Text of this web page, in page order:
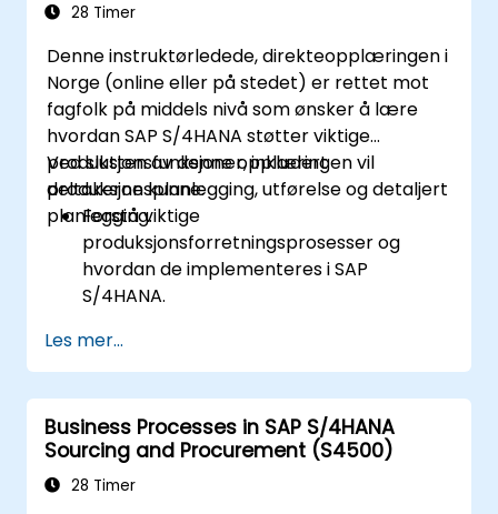
28 Timer
Denne instruktørledede, direkteopplæringen i
Norge (online eller på stedet) er rettet mot
fagfolk på middels nivå som ønsker å lære
hvordan SAP S/4HANA støtter viktige
produksjonsfunksjoner, inkludert
produksjonsplanlegging, utførelse og detaljert
planlegging.
Ved slutten av denne opplæringen vil
deltakerne kunne:
Forstå viktige
produksjonsforretningsprosesser og
hvordan de implementeres i SAP
S/4HANA.
produksjon, for eksempel stykkliste,
arbeidssentre og produksjonsversjoner.
Utfør produksjonsplanlegging,
materialbehovsplanlegging og
kapasitetsplanlegging i SAP S/4HANA.
Utføre og overvåke produksjonsordrer,
Les mer...
Business Processes in SAP S/4HANA
Sourcing and Procurement (S4500)
28 Timer